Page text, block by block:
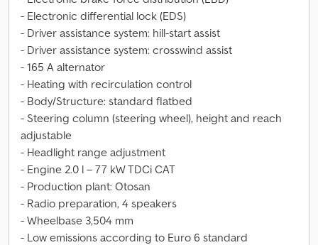
- Electronic differential lock (EDS)
- Driver assistance system: hill-start assist
- Driver assistance system: crosswind assist
- 165 A alternator
- Heating with recirculation control
- Body/Structure: standard flatbed
- Steering column (steering wheel), height and reach
adjustable
- Headlight range adjustment
- Engine 2.0 l – 77 kW TDCi CAT
- Production plant: Otosan
- Radio preparation, 4 speakers
- Wheelbase 3,504 mm
- Low emissions according to Euro 6 standard